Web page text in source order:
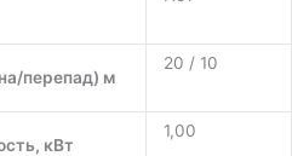
перепад) м
20 / 10
кВт
1,00